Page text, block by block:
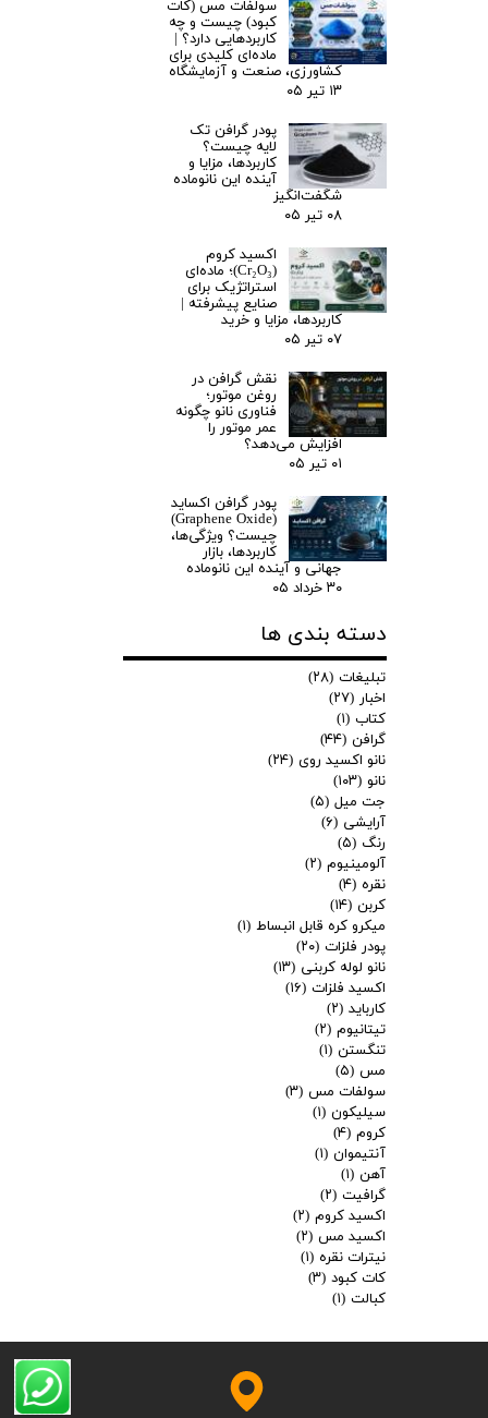
سولفات مس (کات
کبود) چیست و چه
کاربردهایی دارد؟ |
ماده‌ای کلیدی برای
کشاورزی، صنعت و آزمایشگاه
۱۳ تیر ۰۵
پودر گرافن تک
لایه چیست؟
کاربردها، مزایا و
آینده این نانوماده
شگفت‌انگیز
۰۸ تیر ۰۵
اکسید کروم
(Cr₂O₃)؛ ماده‌ای
استراتژیک برای
صنایع پیشرفته |
کاربردها، مزایا و خرید
۰۷ تیر ۰۵
نقش گرافن در
روغن موتور؛
فناوری نانو چگونه
عمر موتور را
افزایش می‌دهد؟
۰۱ تیر ۰۵
پودر گرافن اکساید
(Graphene Oxide)
چیست؟ ویژگی‌ها،
کاربردها، بازار
جهانی و آینده این نانوماده
۳۰ خرداد ۰۵
دسته بندی ها
تبلیغات (۲۸)
اخبار (۲۷)
کتاب (۱)
گرافن (۴۴)
نانو اکسید روی (۲۴)
نانو (۱۰۳)
جت میل (۵)
آرایشی (۶)
رنگ (۵)
آلومینیوم (۲)
نقره (۴)
کربن (۱۴)
میکرو کره قابل انبساط (۱)
پودر فلزات (۲۰)
نانو لوله کربنی (۱۳)
اکسید فلزات (۱۶)
کارباید (۲)
تیتانیوم (۲)
تنگستن (۱)
مس (۵)
سولفات مس (۳)
سیلیکون (۱)
کروم (۴)
آنتیموان (۱)
آهن (۱)
گرافیت (۲)
اکسید کروم (۲)
اکسید مس (۲)
نیترات نقره (۱)
کات کبود (۳)
کبالت (۱)